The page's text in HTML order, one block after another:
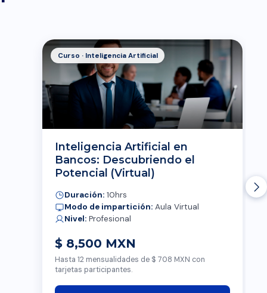
Curso · Inteligencia Artificial
Inteligencia Artificial en
Bancos: Descubriendo el
Potencial (Virtual)
Duración:10hrs
Modo de impartición:Aula Virtual
Nivel:Profesional
$ 8,500 MXN
Hasta 12 mensualidades de $ 708 MXN con
tarjetas participantes.